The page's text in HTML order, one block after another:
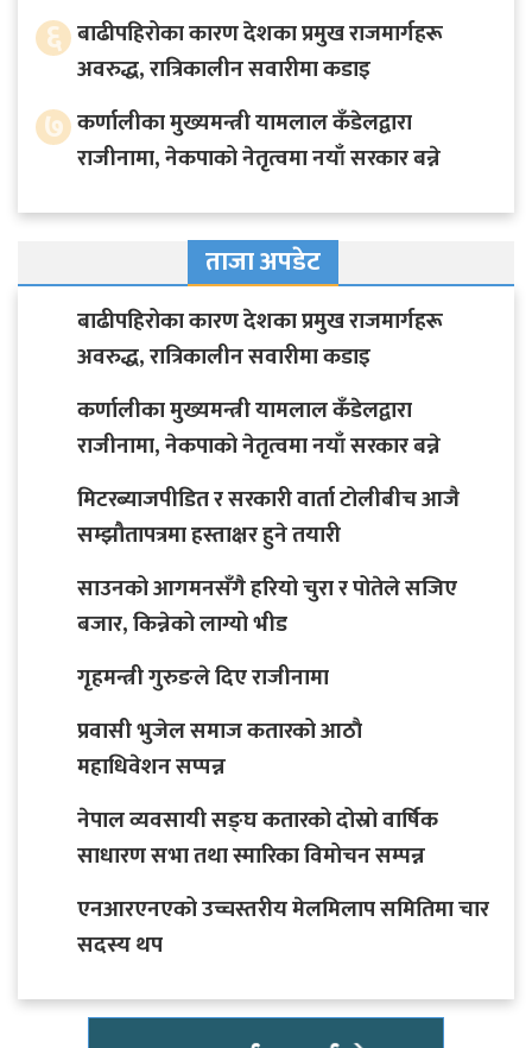
६ बाढीपहिरोका कारण देशका प्रमुख राजमार्गहरू
अवरुद्ध, रात्रिकालीन सवारीमा कडाइ
७ कर्णालीका मुख्यमन्त्री यामलाल कँडेलद्वारा
राजीनामा, नेकपाको नेतृत्वमा नयाँ सरकार बन्ने
ताजा अपडेट
बाढीपहिरोका कारण देशका प्रमुख राजमार्गहरू
अवरुद्ध, रात्रिकालीन सवारीमा कडाइ
कर्णालीका मुख्यमन्त्री यामलाल कँडेलद्वारा
राजीनामा, नेकपाको नेतृत्वमा नयाँ सरकार बन्ने
मिटरब्याजपीडित र सरकारी वार्ता टोलीबीच आजै
सम्झौतापत्रमा हस्ताक्षर हुने तयारी
साउनको आगमनसँगै हरियो चुरा र पोतेले सजिए
बजार, किन्नेको लाग्यो भीड
गृहमन्त्री गुरुङले दिए राजीनामा
प्रवासी भुजेल समाज कतारको आठाै
महाधिवेशन सप्पन्न
नेपाल व्यवसायी सङ्घ कतारको दोस्रो वार्षिक
साधारण सभा तथा स्मारिका विमोचन सम्पन्न
एनआरएनएको उच्चस्तरीय मेलमिलाप समितिमा चार
सदस्य थप